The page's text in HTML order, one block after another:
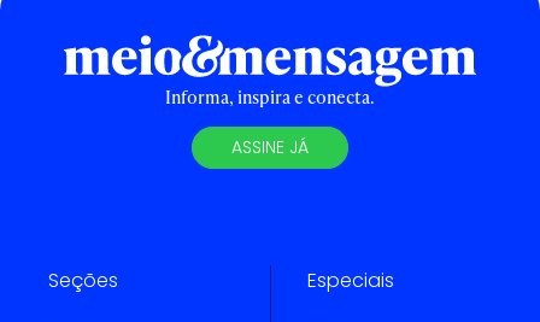
Informa, inspira e conecta.
ASSINE JÁ
Seções Especiais